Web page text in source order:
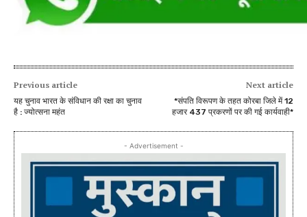
Previous article
यह चुनाव भारत के संविधान की रक्षा का चुनाव
है : ज्योत्सना महंत
Next article
*संपति विरूपण के तहत कोरबा जिले में 12
हजार 437 प्रकरणों पर की गई कार्यवाही*
- Advertisement -